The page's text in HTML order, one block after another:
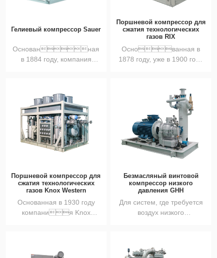
Гелиевый компрессор Sauer
Основанная
в 1884 году, компания
Поршневой компрессор для
сжатия технологических
газов RIX
Основанная в
1878 году, уже в 1900 году
Поршневой компрессор для
сжатия технологических
газов Knox Western
Основанная в 1930 году
компания Knox
Безмасляный винтовой
компрессор низкого
давления GHH
Для систем, где требуется
воздух низкого